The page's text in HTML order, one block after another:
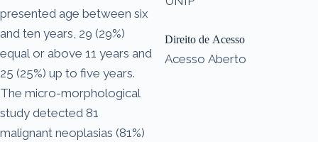
presented age between six
and ten years, 29 (29%)
equal or above 11 years and
25 (25%) up to five years.
The micro-morphological
study detected 81
malignant neoplasias (81%)
Direito de Acesso
Acesso Aberto